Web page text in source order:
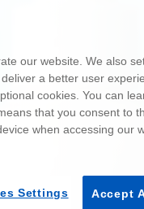
our website. We also
a better user
cookies. You can
that you consent to
when accessing our
Accept
Settings